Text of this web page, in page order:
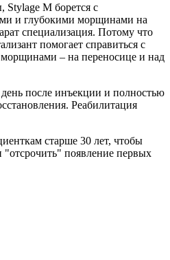
M борется с
и глубокими морщинами на
специализация. Потому что
помогает справиться с
‒ на переносице и над
после инъекции и полностью
Реабилитация
старше 30 лет, чтобы
"отсрочить" появление первых